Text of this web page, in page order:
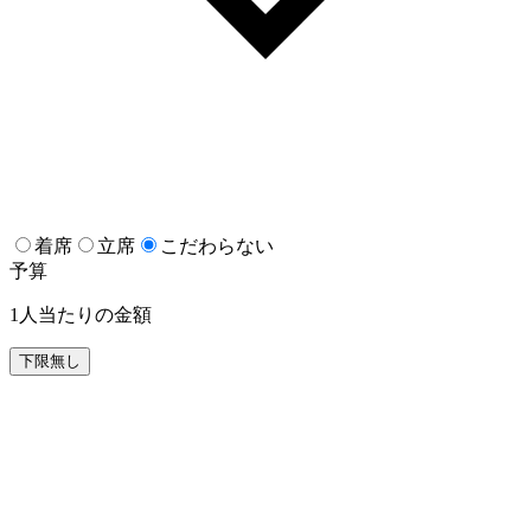
着席 立席
こだわらない
予算
1人当たりの金額
下限無し